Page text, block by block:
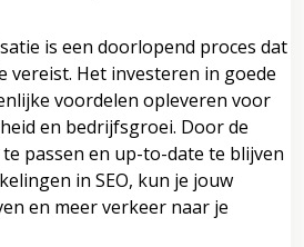
is een doorlopend proces dat
vereist. Het investeren in goede
voordelen opleveren voor
en bedrijfsgroei. Door de
passen en up-to-date te blijven
in SEO, kun je jouw
en meer verkeer naar je